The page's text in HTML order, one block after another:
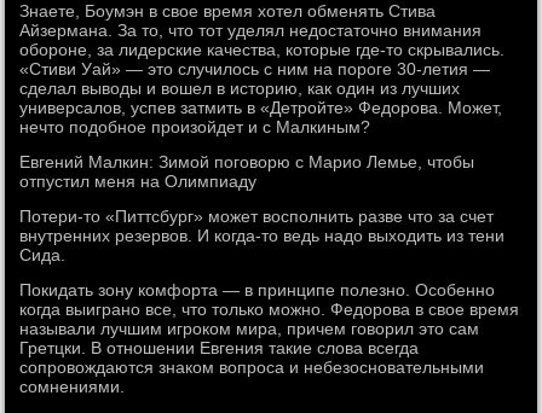
Знаете, Боумэн в свое время хотел обменять Стива
Айзермана. За то, что тот уделял недостаточно внимания
обороне, за лидерские качества, которые где-то скрывались.
«Стиви Уай» — это случилось с ним на пороге 30-летия —
сделал выводы и вошел в историю, как один из лучших
универсалов, успев затмить в «Детройте» Федорова. Может,
нечто подобное произойдет и с Малкиным?
Евгений Малкин: Зимой поговорю с Марио Лемье, чтобы
отпустил меня на Олимпиаду
Потери-то «Питтсбург» может восполнить разве что за счет
внутренних резервов. И когда-то ведь надо выходить из тени
Сида.
Покидать зону комфорта — в принципе полезно. Особенно
когда выиграно все, что только можно. Федорова в свое время
называли лучшим игроком мира, причем говорил это сам
Гретцки. В отношении Евгения такие слова всегда
сопровождаются знаком вопроса и небезосновательными
сомнениями.